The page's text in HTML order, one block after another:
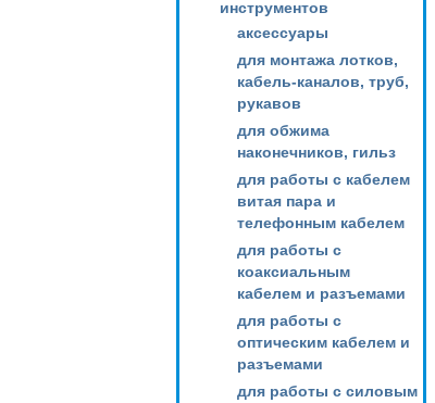
инструментов
аксессуары
для монтажа лотков,
кабель-каналов, труб,
рукавов
для обжима
наконечников, гильз
для работы с кабелем
витая пара и
телефонным кабелем
для работы с
коаксиальным
кабелем и разъемами
для работы с
оптическим кабелем и
разъемами
для работы с силовым